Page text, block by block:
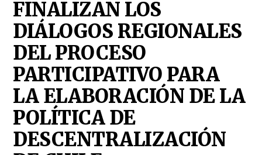
FINALIZAN LOS
DIÁLOGOS REGIONALES
DEL PROCESO
PARTICIPATIVO PARA
LA ELABORACIÓN DE LA
POLÍTICA DE
DESCENTRALIZACIÓN